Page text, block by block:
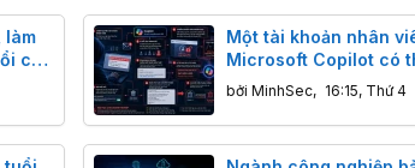
làm
có
Một tài khoản nhân
Microsoft Copilot có
tin tặc chiếm luôn tài
bởi MinhSec, 16:15, Thứ 4